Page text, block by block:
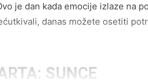
je dan kada emocije izlaze na
danas možete osetiti
SUNCE